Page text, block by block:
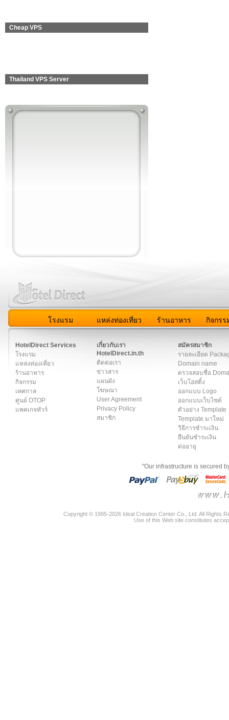
Cheap VPS
Thailand VPS Server
โรงแรม แหล่งท่องเที่ยว ร้านอาหาร กิจกรร
HotelDirect Services
โรงแรม
แหล่งท่องเที่ยว
ร้านอาหาร
กิจกรรม
เทศกาล
ศูนย์ OTOP
แพคเกจทัวร์
เกี่ยวกับเรา
HotelDirect.in.th
ติดต่อเรา
ข่าวสาร
แผนผัง
โฆษณา
User Agreement
Privacy Policy
สมาชิก
สมัครสมาชิก
รายละเอียด
Domain name
ตรวจสอบชื่อ
เว็บโฮสติ้ง
ออกแบบ Logo
ออกแบบเว็บไซต์
ตัวอย่าง Template
Template มาใหม่
วิธีการชำระเงิน
ยืนยันชำระเงิน
ต่ออายุ
"Our infrastructure is secured
Copyright © 1995-2026 Ideal Creation Center Co., Ltd. All Rights
Use of this Web site constitutes